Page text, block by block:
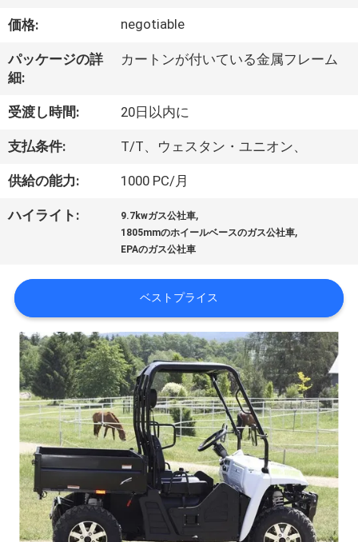
に
つ
い
て
工
場
行
品
質
管
理
私
達
価格: negotiable
パッケージの詳
細:
カートンが付いている金属フレーム
受渡し時間: 20日以内に
支払条件: T/T、ウェスタン・ユニオン、
供給の能力: 1000 PC/月
ハイライト: 9.7kwガス公社車,
1805mmのホイールベースのガス公社車,
EPAのガス公社車
ベストプライス